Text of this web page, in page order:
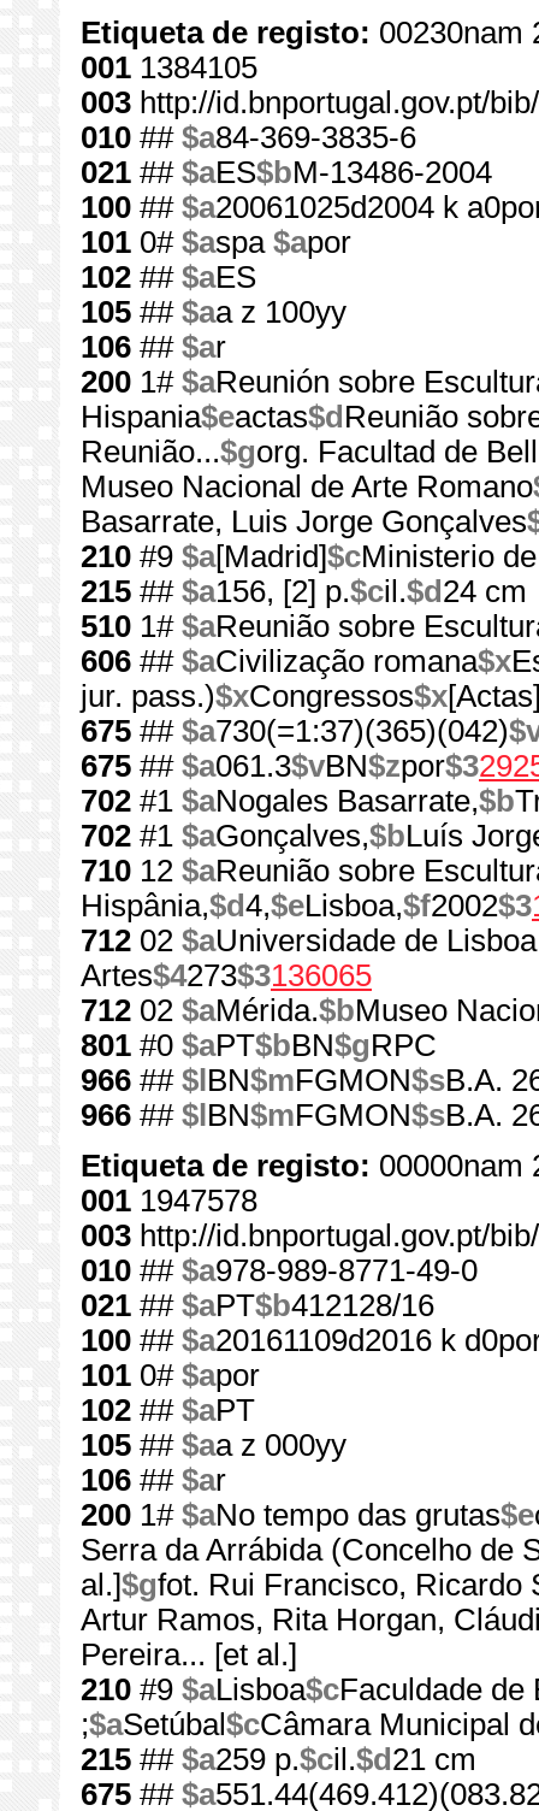
Etiqueta de registo: 00230nam
001 1384105
003 http://id.bnportugal.gov.pt/
010 ## $a84-369-3835-6
021 ## $aES$bM-13486-2004
100 ## $a20061025d2004 k
101 0# $aspa $apor
102 ## $aES
105 ## $aa z 100yy
106 ## $ar
200 1# $aReunión sobre
Hispania$eactas$d Reunião
Reunião...$gorg. Facultad de
Museo Nacional de Arte Romano
Basarrate, Luis Jorge Gonçalves
210 #9 $a[Madrid]$cMinisterio
215 ## $a156, [2] p.$cil.$d 24 cm
510 1# $aReunião sobre
606 ## $aCivilização romana$x
jur. pass.)$xCongressos$x
675 ## $a730(=1:37)(365)(042)
675 ## $a061.3$vBN$zpor$3
702 #1 $aNogales Basarrate,$b
702 #1 $aGonçalves,$bLuís
710 12 $aReunião sobre
Hispânia,$d4,$eLisboa,$f2002$3
712 02 $aUniversidade de
Artes$4273$3136065
712 02 $aMérida.$bMuseo
801 #0 $aPT$bBN$gRPC
966 ## $l BN$mFGMON$sB.A.
966 ## $l BN$mFGMON$sB.A.
Etiqueta de registo: 00000nam
001 1947578
003 http://id.bnportugal.gov.pt/
010 ## $a978-989-8771-49-0
021 ## $aPT$b412128/16
100 ## $a20161109d2016 k
101 0# $apor
102 ## $aPT
105 ## $aa z 000yy
106 ## $ar
200 1# $aNo tempo das grutas$e
Serra da Arrábida (Concelho de
al.]$gfot. Rui Francisco, Ricardo
Artur Ramos, Rita Horgan,
Pereira... [et al.]
210 #9 $aLisboa$cFaculdade de
;$aSetúbal$cCâmara Municipal
215 ## $a259 p.$cil.$d 21 cm
675 ## $a